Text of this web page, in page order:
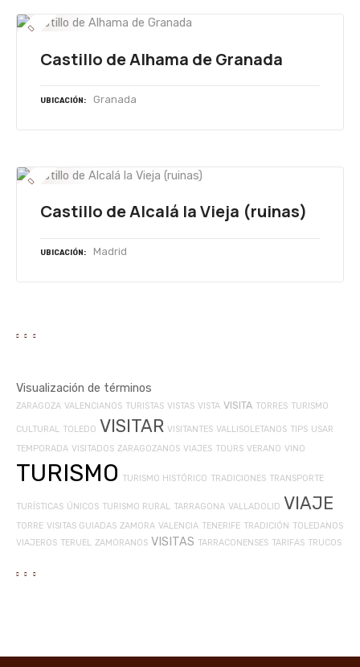
Castillo de Alhama de Granada
UBICACIÓN Granada
Castillo de Alcalá la Vieja (ruinas)
UBICACIÓN Madrid
Visualización de términos
ZARAGOZA VALENCIANOS TURISTAS VISTAS VISTA VISITA TORRES TURISMO
CULTURAL TOLEDO VISITAR VISITANTES VALLISOLETANOS TIPS USAR
TEMPORADA VISITADOS ZARAGOZANOS VIAJES TOURS VERANO VINO
TURISMO TURISMO HISTÓRICO TRADICIONES TRANSPORTE
TURÍSTICAS ÚNICOS TURISMO RURAL TARRAGONA VALLADOLID VIAJE
TORRE VISITAS GUIADAS ZAMORA VALENCIA TENERIFE TRADICIÓN TOLEDANOS
VIAJEROS TERUEL ZAMORANOS VISITAS TARRACONENSES TARIFAS TRUCOS